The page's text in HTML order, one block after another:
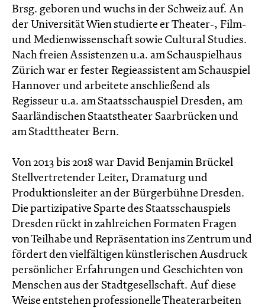
Brsg. geboren und wuchs in der Schweiz auf. An
der Universität Wien studierte er Theater-, Film-
und Medienwissenschaft sowie Cultural Studies.
Nach freien Assistenzen u.a. am Schauspielhaus
Zürich war er fester Regieassistent am Schauspiel
Hannover und arbeitete anschließend als
Regisseur u.a. am Staatsschauspiel Dresden, am
Saarländischen Staatstheater Saarbrücken und
am Stadttheater Bern.
Von 2013 bis 2018 war David Benjamin Brückel
Stellvertretender Leiter, Dramaturg und
Produktionsleiter an der Bürgerbühne Dresden.
Die partizipative Sparte des Staatsschauspiels
Dresden rückt in zahlreichen Formaten Fragen
von Teilhabe und Repräsentation ins Zentrum und
fördert den vielfältigen künstlerischen Ausdruck
persönlicher Erfahrungen und Geschichten von
Menschen aus der Stadtgesellschaft. Auf diese
Weise entstehen professionelle Theaterarbeiten